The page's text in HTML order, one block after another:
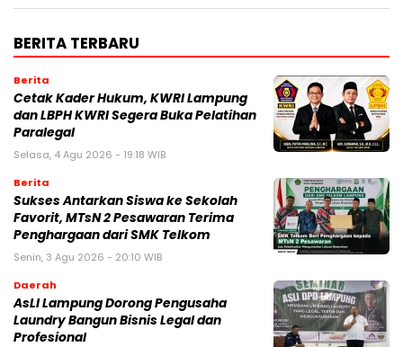
BERITA TERBARU
Berita
Cetak Kader Hukum, KWRI Lampung
dan LBPH KWRI Segera Buka Pelatihan
Paralegal
Selasa, 4 Agu 2026 - 19:18 WIB
Berita
Sukses Antarkan Siswa ke Sekolah
Favorit, MTsN 2 Pesawaran Terima
Penghargaan dari SMK Telkom
Senin, 3 Agu 2026 - 20:10 WIB
Daerah
AsLI Lampung Dorong Pengusaha
Laundry Bangun Bisnis Legal dan
Profesional